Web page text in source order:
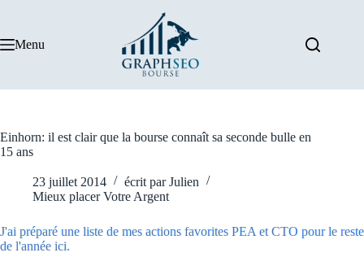
Menu
Einhorn: il est clair que la bourse connaît sa seconde bulle en
15 ans
23 juillet 2014 écrit par Julien
Mieux placer Votre Argent
J'ai préparé une liste de mes actions favorites PEA et CTO pour le reste
de l'année ici.